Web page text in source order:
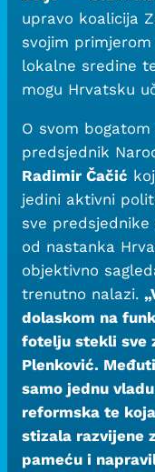
upravo koalicija
svojim
lokalne sredine
mogu Hrvatsku
O svom
predsjednik
Radimir Čačić
jedini aktivni
sve
od nastanka
objektivno
trenutno nalazi.
dolaskom na
fotelju stekli sve
Plenković.
samo jednu
reformska te
stizala razvijene
pameću i